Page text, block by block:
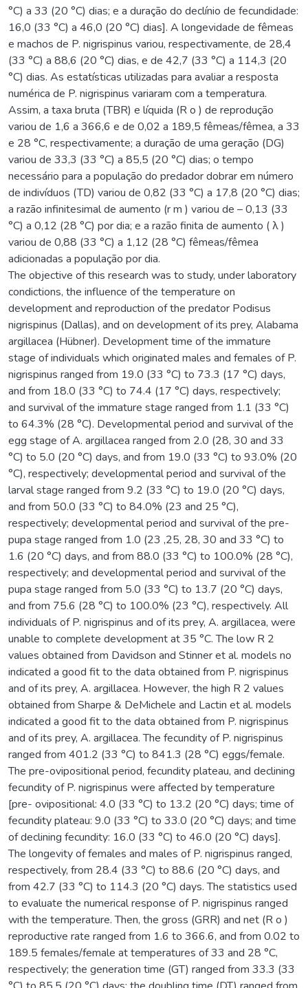
°C) a 33 (20 °C) dias; e a duração do declínio de fecundidade:
16,0 (33 °C) a 46,0 (20 °C) dias]. A longevidade de fêmeas
e machos de P. nigrispinus variou, respectivamente, de 28,4
(33 °C) a 88,6 (20 °C) dias, e de 42,7 (33 °C) a 114,3 (20
°C) dias. As estatísticas utilizadas para avaliar a resposta
numérica de P. nigrispinus variaram com a temperatura.
Assim, a taxa bruta (TBR) e líquida (R o ) de reprodução
variou de 1,6 a 366,6 e de 0,02 a 189,5 fêmeas/fêmea, a 33
e 28 °C, respectivamente; a duração de uma geração (DG)
variou de 33,3 (33 °C) a 85,5 (20 °C) dias; o tempo
necessário para a população do predador dobrar em número
de indivíduos (TD) variou de 0,82 (33 °C) a 17,8 (20 °C) dias;
a razão infinitesimal de aumento (r m ) variou de – 0,13 (33
°C) a 0,12 (28 °C) por dia; e a razão finita de aumento ( λ )
variou de 0,88 (33 °C) a 1,12 (28 °C) fêmeas/fêmea
adicionadas a população por dia.
The objective of this research was to study, under laboratory
condictions, the influence of the temperature on
development and reproduction of the predator Podisus
nigrispinus (Dallas), and on development of its prey, Alabama
argillacea (Hübner). Development time of the immature
stage of individuals which originated males and females of P.
nigrispinus ranged from 19.0 (33 °C) to 73.3 (17 °C) days,
and from 18.0 (33 °C) to 74.4 (17 °C) days, respectively;
and survival of the immature stage ranged from 1.1 (33 °C)
to 64.3% (28 °C). Developmental period and survival of the
egg stage of A. argillacea ranged from 2.0 (28, 30 and 33
°C) to 5.0 (20 °C) days, and from 19.0 (33 °C) to 93.0% (20
°C), respectively; developmental period and survival of the
larval stage ranged from 9.2 (33 °C) to 19.0 (20 °C) days,
and from 50.0 (33 °C) to 84.0% (23 and 25 °C),
respectively; developmental period and survival of the pre-
pupa stage ranged from 1.0 (23 ,25, 28, 30 and 33 °C) to
1.6 (20 °C) days, and from 88.0 (33 °C) to 100.0% (28 °C),
respectively; and developmental period and survival of the
pupa stage ranged from 5.0 (33 °C) to 13.7 (20 °C) days,
and from 75.6 (28 °C) to 100.0% (23 °C), respectively. All
individuals of P. nigrispinus and of its prey, A. argillacea, were
unable to complete development at 35 °C. The low R 2
values obtained from Davidson and Stinner et al. models no
indicated a good fit to the data obtained from P. nigrispinus
and of its prey, A. argillacea. However, the high R 2 values
obtained from Sharpe & DeMichele and Lactin et al. models
indicated a good fit to the data obtained from P. nigrispinus
and of its prey, A. argillacea. The fecundity of P. nigrispinus
ranged from 401.2 (33 °C) to 841.3 (28 °C) eggs/female.
The pre-ovipositional period, fecundity plateau, and declining
fecundity of P. nigrispinus were affected by temperature
[pre- ovipositional: 4.0 (33 °C) to 13.2 (20 °C) days; time of
fecundity plateau: 9.0 (33 °C) to 33.0 (20 °C) days; and time
of declining fecundity: 16.0 (33 °C) to 46.0 (20 °C) days].
The longevity of females and males of P. nigrispinus ranged,
respectively, from 28.4 (33 °C) to 88.6 (20 °C) days, and
from 42.7 (33 °C) to 114.3 (20 °C) days. The statistics used
to evaluate the numerical response of P. nigrispinus ranged
with the temperature. Then, the gross (GRR) and net (R o )
reproductive rate ranged from 1.6 to 366.6, and from 0.02 to
189.5 females/female at temperatures of 33 and 28 °C,
respectively; the generation time (GT) ranged from 33.3 (33